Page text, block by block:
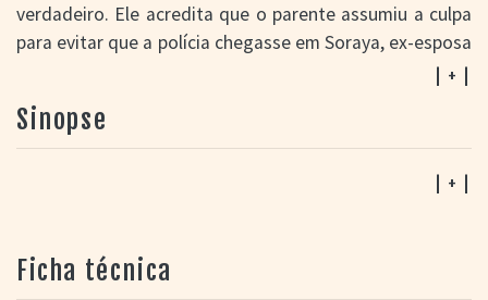
verdadeiro. Ele acredita que o parente assumiu a culpa
para evitar que a polícia chegasse em Soraya, ex-esposa
do falecido e atual namorada do tio. Disposto a provar
com a ajuda dos amigos Isa e Kid. Duca também tem
um dilema pessoal a resolver: ele gosta de Isa, mas ela
Meu
entre vários gêneros: comédia de costumes, romance
| + |
Sinopse
| + |
Ficha técnica